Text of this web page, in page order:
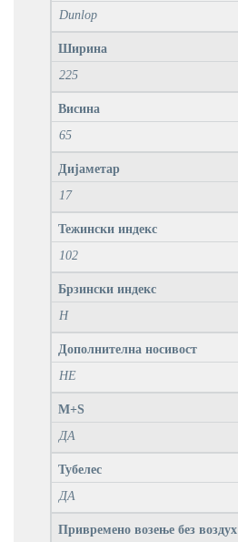
Dunlop
Ширина
225
Висина
65
Дијаметар
17
Тежински индекс
102
Брзински индекс
H
Дополнителна носивост
НЕ
M+S
ДА
Тубелес
ДА
Привремено возење без воздух